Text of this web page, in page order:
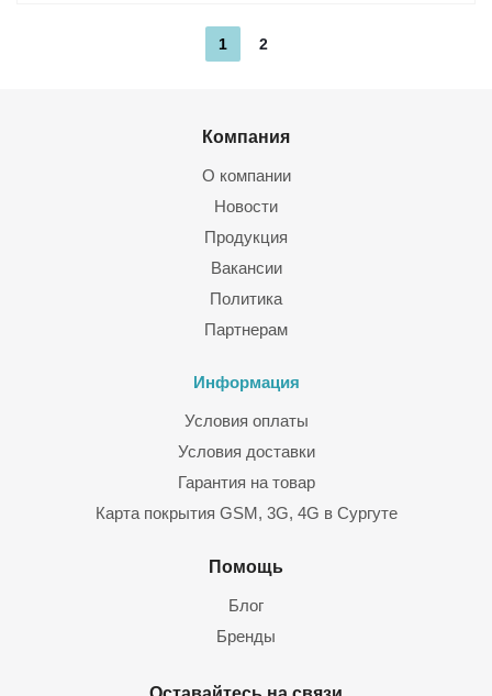
1 2
Компания
О компании
Новости
Продукция
Вакансии
Политика
Партнерам
Информация
Условия оплаты
Условия доставки
Гарантия на товар
Карта покрытия GSM, 3G, 4G в Сургуте
Помощь
Блог
Бренды